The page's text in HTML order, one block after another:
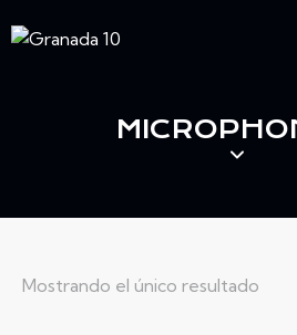
Mostrando el único resultado